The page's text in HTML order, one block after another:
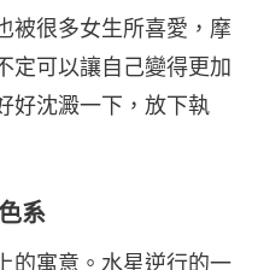
被很多女生所喜愛，摩
定可以讓自己變得更加
好沈澱一下，放下執
系
的寓意。水星逆行的一